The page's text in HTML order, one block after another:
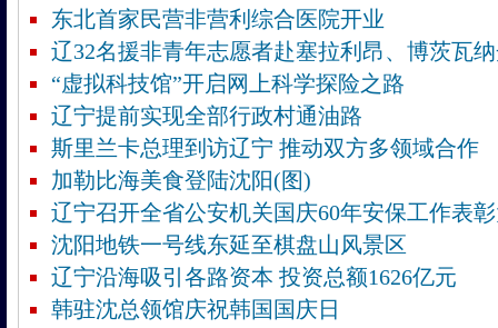
东北首家民营非营利综合医院开业
辽32名援非青年志愿者赴塞拉利昂、博茨瓦
“虚拟科技馆”开启网上科学探险之路
辽宁提前实现全部行政村通油路
斯里兰卡总理到访辽宁 推动双方多领域合作
加勒比海美食登陆沈阳(图)
辽宁召开全省公安机关国庆60年安保工作表
沈阳地铁一号线东延至棋盘山风景区
辽宁沿海吸引各路资本 投资总额1626亿元
韩驻沈总领馆庆祝韩国国庆日